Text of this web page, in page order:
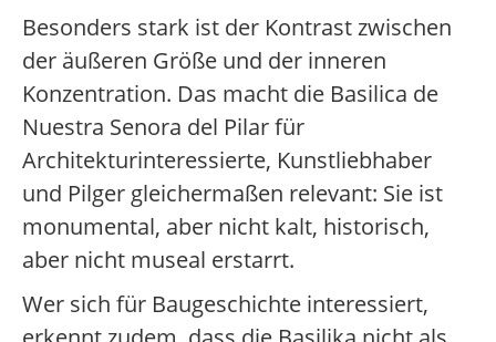
Besonders stark ist der Kontrast zwischen
der äußeren Größe und der inneren
Konzentration. Das macht die Basilica de
Nuestra Senora del Pilar für
Architekturinteressierte, Kunstliebhaber
und Pilger gleichermaßen relevant: Sie ist
monumental, aber nicht kalt, historisch,
aber nicht museal erstarrt.
Wer sich für Baugeschichte interessiert,